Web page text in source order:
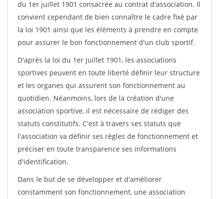
du 1er juillet 1901 consacrée au contrat d'association. Il
convient cependant de bien connaître le cadre fixé par
la loi 1901 ainsi que les éléments à prendre en compte
pour assurer le bon fonctionnement d'un club sportif.
D'après la loi du 1er juillet 1901, les associations
sportives peuvent en toute liberté définir leur structure
et les organes qui assurent son fonctionnement au
quotidien. Néanmoins, lors de la création d'une
association sportive, il est nécessaire de rédiger des
statuts constitutifs. C'est à travers ses statuts que
l'association va définir ses règles de fonctionnement et
préciser en toute transparence ses informations
d'identification.
Dans le but de se développer et d'améliorer
constamment son fonctionnement, une association